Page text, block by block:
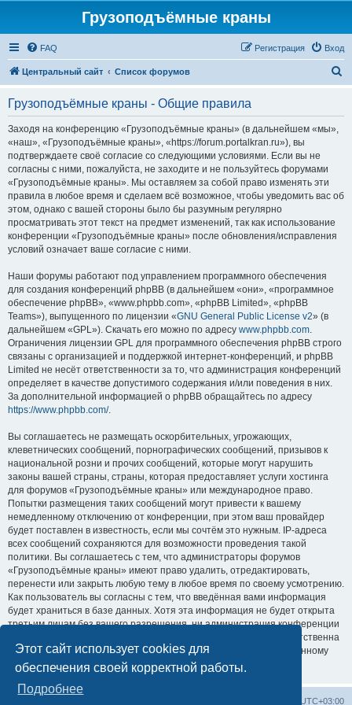
Этот сайт использует cookies для
обеспечения своей корректной работы.
Подробнее
Грузоподъёмные краны
FAQ Вход
Регистрация
Центральный сайт Список форумов
Грузоподъёмные краны - Общие правила
Заходя на конференцию «Грузоподъёмные краны» (в дальнейшем «мы»,
«наш», «Грузоподъёмные краны», «https://forum.portalkran.ru»), вы
подтверждаете своё согласие со следующими условиями. Если вы не
согласны с ними, пожалуйста, не заходите и не пользуйтесь форумами
«Грузоподъёмные краны». Мы оставляем за собой право изменять эти
правила в любое время и сделаем всё возможное, чтобы уведомить вас об
этом, однако с вашей стороны было бы разумным регулярно
просматривать этот текст на предмет изменений, так как использование
конференции «Грузоподъёмные краны» после обновления/исправления
условий означает ваше согласие с ними.
Наши форумы работают под управлением программного обеспечения
для создания конференций phpBB (в дальнейшем «они», «программное
обеспечение phpBB», «www.phpbb.com», «phpBB Limited», «phpBB
Teams»), выпущенного по лицензии «GNU General Public License v2» (в
дальнейшем «GPL»). Скачать его можно по адресу www.phpbb.com.
Ограничения лицензии GPL для программного обеспечения phpBB строго
связаны с организацией и поддержкой интернет-конференций, и phpBB
Limited не несёт ответственности за то, что администрация конференций
определяет в качестве допустимого содержания и/или поведения в них.
За дополнительной информацией о phpBB обращайтесь по адресу
https://www.phpbb.com/.
Вы соглашаетесь не размещать оскорбительных, угрожающих,
клеветнических сообщений, порнографических сообщений, призывов к
национальной розни и прочих сообщений, которые могут нарушить
законы вашей страны, страны, которая предоставляет услуги хостинга
для форумов «Грузоподъёмные краны» или международное право.
Попытки размещения таких сообщений могут привести к вашему
немедленному отключению от конференции, при этом ваш провайдер
будет поставлен в известность, если мы сочтём это нужным. IP-адреса
всех сообщений сохраняются для возможности проведения такой
политики. Вы соглашаетесь с тем, что администраторы форумов
«Грузоподъёмные краны» имеют право удалить, отредактировать,
перенести или закрыть любую тему в любое время по своему усмотрению.
Как пользователь вы согласны с тем, что введённая вами информация
будет храниться в базе данных. Хотя эта информация не будет открыта
третьим лицам без вашего разрешения, ни администрация конференции
«Грузоподъёмные краны», ни phpBB Limited не может быть ответственна
за действия хакеров, которые могут привести к несанкционированному
доступу к ней.
UTC+03:00